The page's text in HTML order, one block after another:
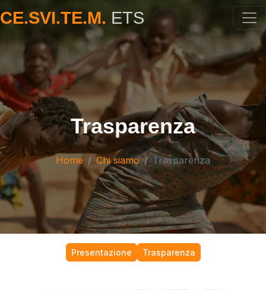
CE.SVI.TE.M. ETS
Trasparenza
Home Chi siamo Trasparenza
Presentazione Trasparenza